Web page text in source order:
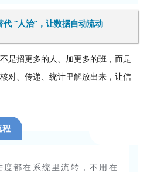
“人治”，让数据自动流动
是招更多的人、加更多的班，而是
对、传递、统计里解放出来，让信
度都在系统里流转，不用在